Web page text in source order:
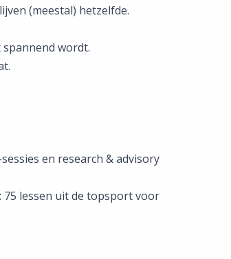
(meestal) hetzelfde.
spannend wordt.
en research & advisory
75 lessen uit de topsport voor